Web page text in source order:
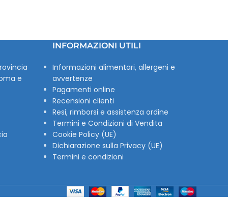
e
INFORMAZIONI UTILI
Informazioni alimentari, allergeni e
avvertenze
Pagamenti online
Recensioni clienti
Resi, rimborsi e assistenza ordine
Termini e Condizioni di Vendita
Cookie Policy (UE)
Dichiarazione sulla Privacy (UE)
Termini e condizioni